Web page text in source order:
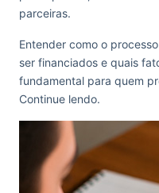
parceiras.
Entender como o
ser financiados e quais
fundamental para quem
Continue lendo.